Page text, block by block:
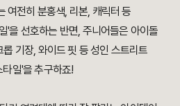
여전히 분홍색, 리본, 캐릭터 등
'을 선호하는 반면, 주니어들은 아이돌
기장, 와이드 핏 등 성인 스트리트
일'을 추구하죠!